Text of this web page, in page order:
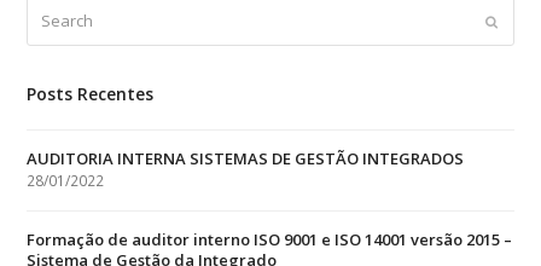
Submit
Posts Recentes
AUDITORIA INTERNA SISTEMAS DE GESTÃO INTEGRADOS
28/01/2022
Formação de auditor interno ISO 9001 e ISO 14001 versão 2015 –
Sistema de Gestão da Integrado